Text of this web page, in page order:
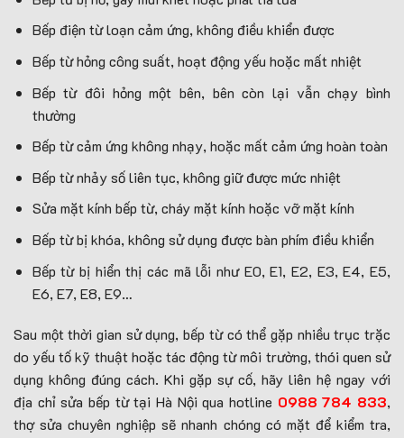
Bếp điện từ loạn cảm ứng, không điều khiển được
Bếp từ hỏng công suất, hoạt động yếu hoặc mất nhiệt
Bếp từ đôi hỏng một bên, bên còn lại vẫn chạy bình
thường
Bếp từ cảm ứng không nhạy, hoặc mất cảm ứng hoàn toàn
Bếp từ nhảy số liên tục, không giữ được mức nhiệt
Sửa mặt kính bếp từ, cháy mặt kính hoặc vỡ mặt kính
Bếp từ bị khóa, không sử dụng được bàn phím điều khiển
Bếp từ bị hiển thị các mã lỗi như E0, E1, E2, E3, E4, E5,
E6, E7, E8, E9…
Sau một thời gian sử dụng, bếp từ có thể gặp nhiều trục trặc
do yếu tố kỹ thuật hoặc tác động từ môi trường, thói quen sử
dụng không đúng cách. Khi gặp sự cố, hãy liên hệ ngay với
địa chỉ sửa bếp từ tại Hà Nội qua hotline 0988 784 833,
thợ sửa chuyên nghiệp sẽ nhanh chóng có mặt để kiểm tra,